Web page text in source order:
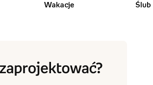
Wakacje Ślub